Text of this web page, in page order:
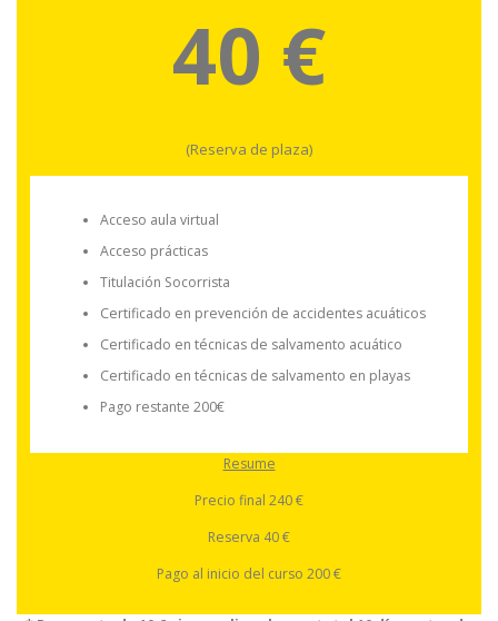
40 €
(Reserva de plaza)
Acceso aula virtual
Acceso prácticas
Titulación Socorrista
Certificado en prevención de accidentes acuáticos
Certificado en técnicas de salvamento acuático
Certificado en técnicas de salvamento en playas
Pago restante 200€
Resume
Precio final 240 €
Reserva 40 €
Pago al inicio del curso 200 €